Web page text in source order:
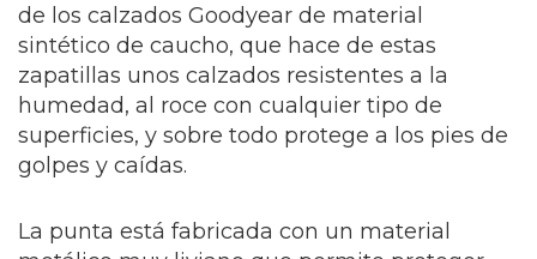
de los calzados Goodyear de material
sintético de caucho, que hace de estas
zapatillas unos calzados resistentes a la
humedad, al roce con cualquier tipo de
superficies, y sobre todo protege a los pies de
golpes y caídas.
La punta está fabricada con un material